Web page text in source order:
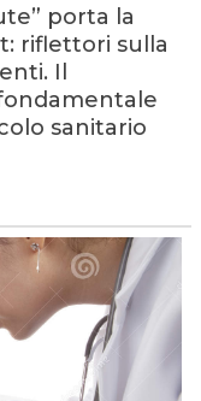
porta la
riflettori sulla
Il
sanitario